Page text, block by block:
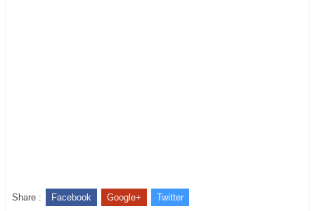
Share : Facebook Google+ Twitter